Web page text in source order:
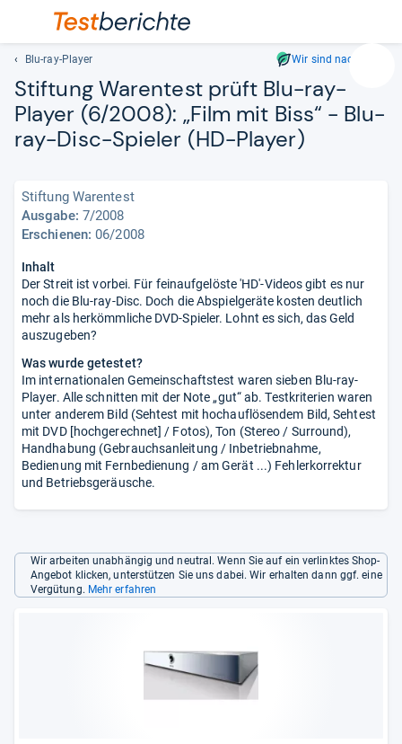
Sie
lassen
sich
Blu-ray-Player Wir sind nachhaltig
Stif­tung Waren­test prüft Blu-​ray-​
Player (6/2008): „Film mit Biss“ -​ Blu-​
ray-​Disc-​Spie­ler (HD-​Player)
Stiftung Warentest
Ausgabe: 7/2008
Erschienen: 06/2008
Inhalt
Der Streit ist vorbei. Für feinaufgelöste 'HD'-Videos gibt es nur
noch die Blu-ray-Disc. Doch die Abspielgeräte kosten deutlich
mehr als herkömmliche DVD-Spieler. Lohnt es sich, das Geld
auszugeben?
Was wurde getestet?
Im internationalen Gemeinschaftstest waren sieben Blu-ray-
Player. Alle schnitten mit der Note „gut“ ab. Testkriterien waren
unter anderem Bild (Sehtest mit hochauflösendem Bild, Sehtest
mit DVD [hochgerechnet] / Fotos), Ton (Stereo / Surround),
Handhabung (Gebrauchsanleitung / Inbetriebnahme,
Bedienung mit Fernbedienung / am Gerät ...) Fehlerkorrektur
und Betriebsgeräusche.
Wir arbeiten unabhängig und neutral. Wenn Sie auf ein verlinktes Shop-
Angebot klicken, unterstützen Sie uns dabei. Wir erhalten dann ggf. eine
Vergütung. Mehr erfahren